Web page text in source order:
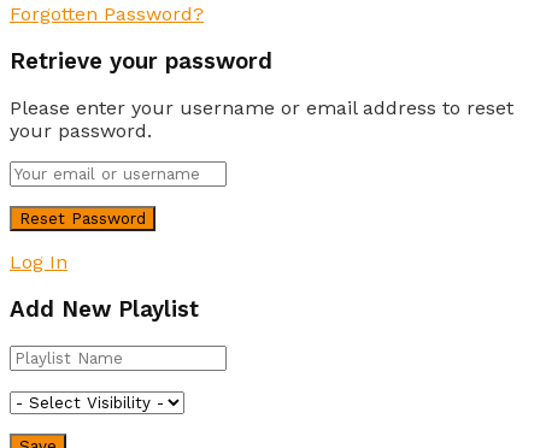
Forgotten Password?
Retrieve your password
Please enter your username or email address to reset
your password.
Log In
Add New Playlist